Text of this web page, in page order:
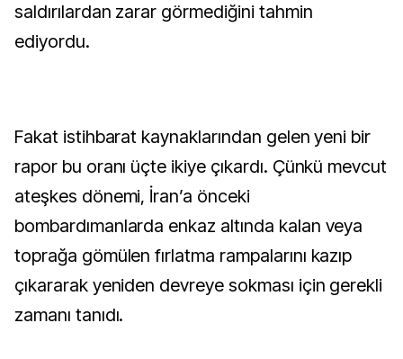
saldırılardan zarar görmediğini tahmin
ediyordu.
Fakat istihbarat kaynaklarından gelen yeni bir
rapor bu oranı üçte ikiye çıkardı. Çünkü mevcut
ateşkes dönemi, İran’a önceki
bombardımanlarda enkaz altında kalan veya
toprağa gömülen fırlatma rampalarını kazıp
çıkararak yeniden devreye sokması için gerekli
zamanı tanıdı.